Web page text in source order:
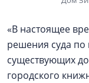
«В настоящее
решения суда по
существующих
городского